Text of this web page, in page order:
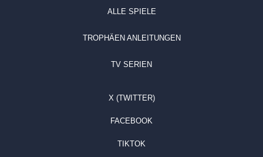
ALLE SPIELE
TROPHÄEN ANLEITUNGEN
TV SERIEN
X (TWITTER)
FACEBOOK
TIKTOK